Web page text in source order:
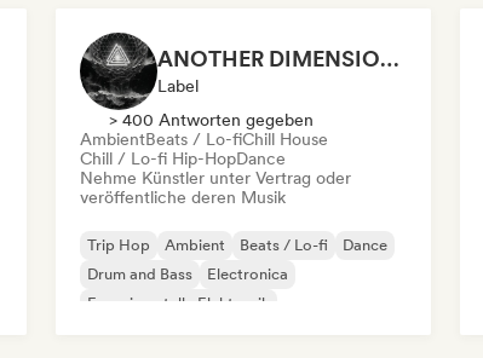
ANOTHER DIMENSION MUSIC
Label
> 400 Antworten gegeben
AmbientBeats / Lo-fiChill House
Chill / Lo-fi Hip-HopDance
Nehme Künstler unter Vertrag oder
veröffentliche deren Musik
Trip Hop Ambient Beats / Lo-fi
Dance
Drum and Bass
Electronica
Experimentelle Elektronik